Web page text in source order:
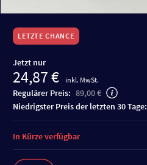
LETZTE CHANCE
Jetzt nur
24,87 € inkl. MwSt.
Regulärer Preis: 89,00 €
niedrigster Preis der letzten 30 Tage:
In Kürze verfügbar